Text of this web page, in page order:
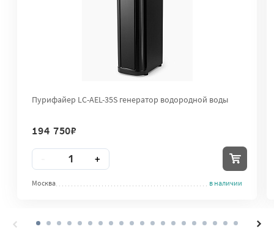
Пурифайер LC-AEL-35S генератор водородной воды
194 750₽
Количество +
Москва в наличии